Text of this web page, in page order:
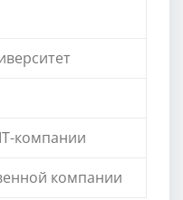
компании
компании